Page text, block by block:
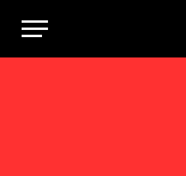
Skip
to
Menu